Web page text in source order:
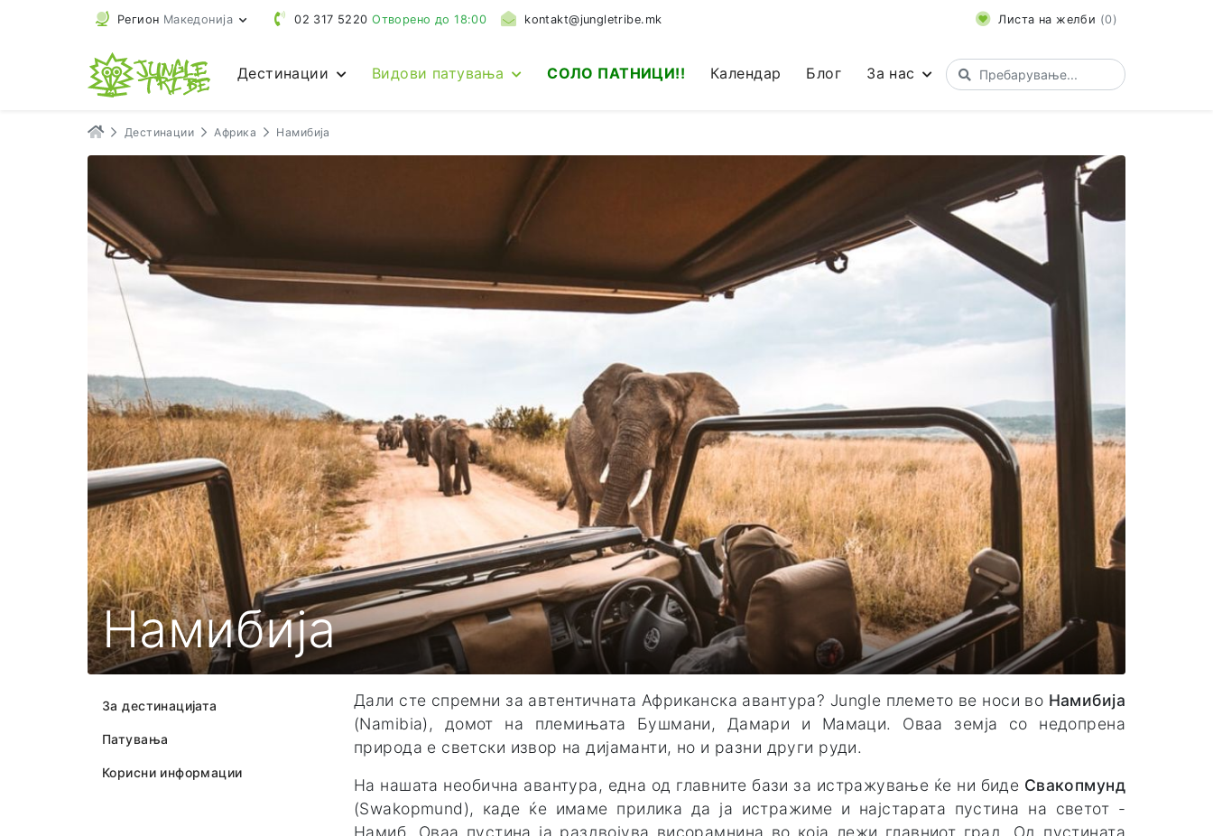
Регион Македонија 02 317 5220 Отворено до 18:00 kontakt@jungletribe.mk Листа на желби (0)
Дестинации Видови патувања СОЛО ПАТНИЦИ!! Календар Блог За нас
Дестинации Африка Намибија
Намибија
Дали сте спремни за автентичната Африканска авантура? Jungle племето ве носи во Намибија
(Namibia), домот на племињата Бушмани, Дамари и Мамаци. Оваа земја со недопрена
природа е светски извор на дијаманти, но и разни други руди.
На нашата необична авантура, една од главните бази за истражување ќе ни биде Свакопмунд
(Swakopmund), каде ќе имаме прилика да ја истражиме и најстарата пустина на светот -
Намиб. Оваа пустина ја раздвојува висорамнина во која лежи главниот град. Од пустината
За дестинацијата
Патувања
Корисни информации